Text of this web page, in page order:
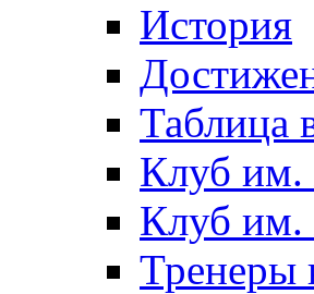
История
Таблица
Клуб им.
Клуб им.
Тренеры